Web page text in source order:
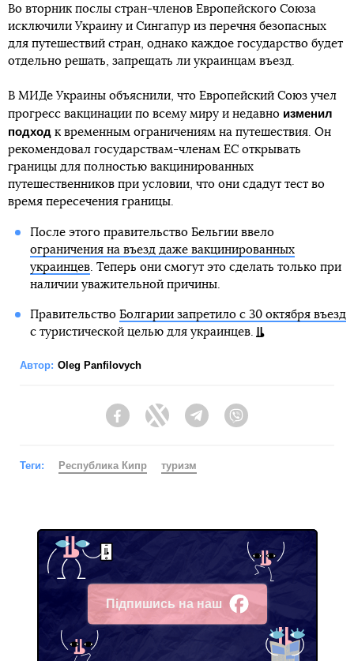
Во вторник послы стран-членов Европейского Союза
исключили Украину и Сингапур из перечня безопасных
для путешествий стран, однако каждое государство будет
отдельно решать, запрещать ли украинцам въезд.
В МИДе Украины объяснили, что Европейский Союз учел
прогресс вакцинации по всему миру и недавно изменил
подход к временным ограничениям на путешествия. Он
рекомендовал государствам-членам ЕС открывать
границы для полностью вакцинированных
путешественников при условии, что они сдадут тест во
время пересечения границы.
После этого правительство Бельгии ввело
ограничения на въезд даже вакцинированных
украинцев. Теперь они смогут это сделать только при
наличии уважительной причины.
Правительство Болгарии запретило с 30 октября въезд
с туристической целью для украинцев.
Автор: Oleg Panfilovych
FacebookTwitter Telegram
Теги: Республика Кипр туризм
Підпишись на наш
Facebook